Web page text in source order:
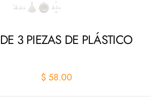
DE 3 PIEZAS DE PLÁSTICO
$ 58.00